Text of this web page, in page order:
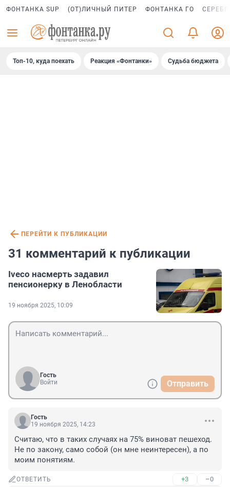
ФОНТАНКА SUP (ОТ)ЛИЧНЫЙ ПИТЕР ФОНТАНКА ГО
Топ-10, куда поехать Реакция «Фонтанки» Судьба бюджета
ПЕРЕЙТИ К ПУБЛИКАЦИИ
31 комментарий к публикации
Iveco насмерть задавил
пенсионерку в Ленобласти
19 ноября 2025, 10:09
Гость
Войти
Отправить
Гость
19 ноября 2025, 14:23
Считаю, что в таких случаях на 75% виноват пешеход.
Не по закону, само собой (он мне неинтересен), а по
моим понятиям.
ОТВЕТИТЬ +3 –0